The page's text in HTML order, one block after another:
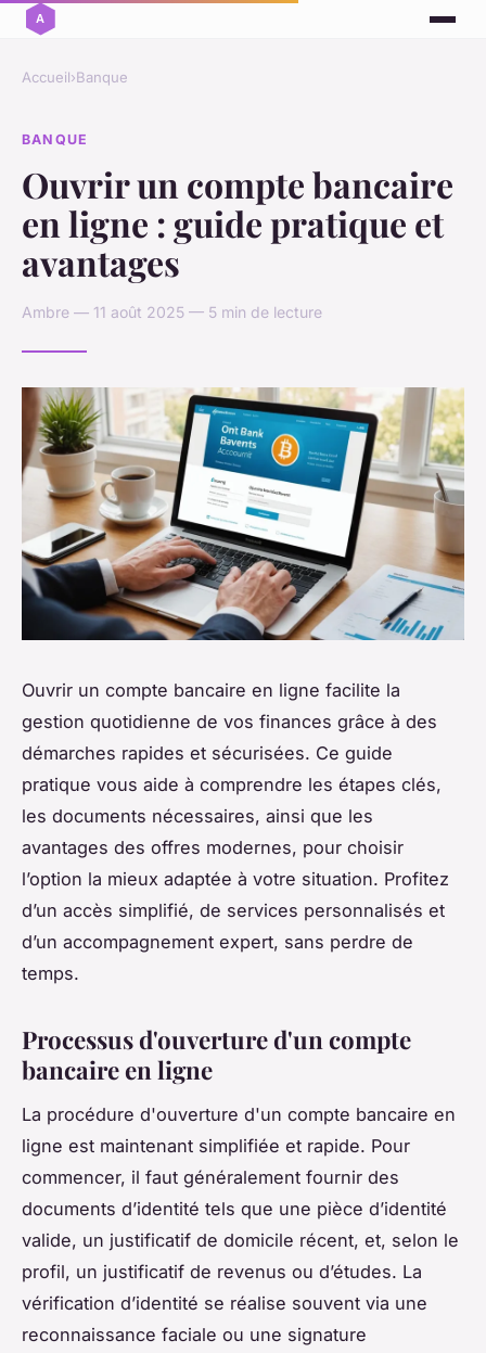
Accueil›Banque
BANQUE
Ouvrir un compte bancaire
en ligne : guide pratique et
avantages
Ambre — 11 août 2025 — 5 min de lecture
Ouvrir un compte bancaire en ligne facilite la
gestion quotidienne de vos finances grâce à des
démarches rapides et sécurisées. Ce guide
pratique vous aide à comprendre les étapes clés,
les documents nécessaires, ainsi que les
avantages des offres modernes, pour choisir
l’option la mieux adaptée à votre situation. Profitez
d’un accès simplifié, de services personnalisés et
d’un accompagnement expert, sans perdre de
temps.
Processus d'ouverture d'un compte
bancaire en ligne
La procédure d'ouverture d'un compte bancaire en
ligne est maintenant simplifiée et rapide. Pour
commencer, il faut généralement fournir des
documents d’identité tels que une pièce d’identité
valide, un justificatif de domicile récent, et, selon le
profil, un justificatif de revenus ou d’études. La
vérification d’identité se réalise souvent via une
reconnaissance faciale ou une signature